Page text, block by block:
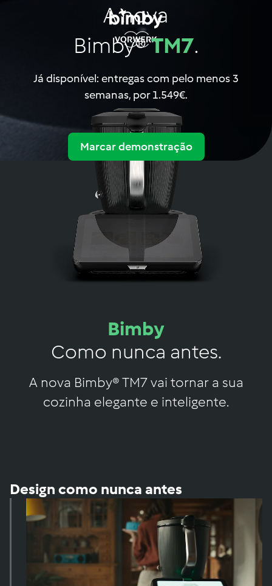
A nova
Bimby®TM7.
Já disponível: entregas com pelo menos 3
semanas, por 1.549€.
Marcar demonstração
Bimby
Como nunca antes.
A nova Bimby® TM7 vai tornar a sua
cozinha elegante e inteligente.
Design como nunca antes